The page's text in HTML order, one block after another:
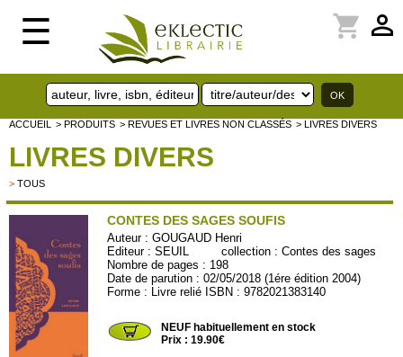
☰ perm_identity
shopping_cart
ACCUEIL > PRODUITS > REVUES ET LIVRES NON CLASSÉS > LIVRES DIVERS
LIVRES DIVERS
> TOUS
CONTES DES SAGES SOUFIS
Auteur :GOUGAUD Henri
Editeur :SEUIL collection :Contes des sages
Nombre de pages : 198
Date de parution : 02/05/2018 (1ére édition 2004)
Forme : Livre relié ISBN : 9782021383140
NEUF habituellement en stock
Prix : 19.90€